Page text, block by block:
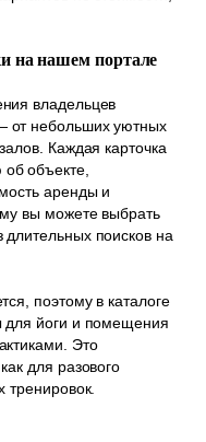
на нашем портале
владельцев
от небольших уютных
Каждая карточка
объекте,
аренды и
вы можете выбрать
поисков на
поэтому в каталоге
для йоги и помещения
Это
для разового
тренировок.